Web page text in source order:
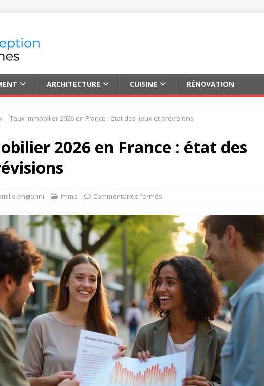
ARCHITECTURE CUISINE RÉNOVATION
Taux immobilier 2026 en France : état des lieux et prévisions
2026 en France : état des
Angionni Immo Commentaires fermés